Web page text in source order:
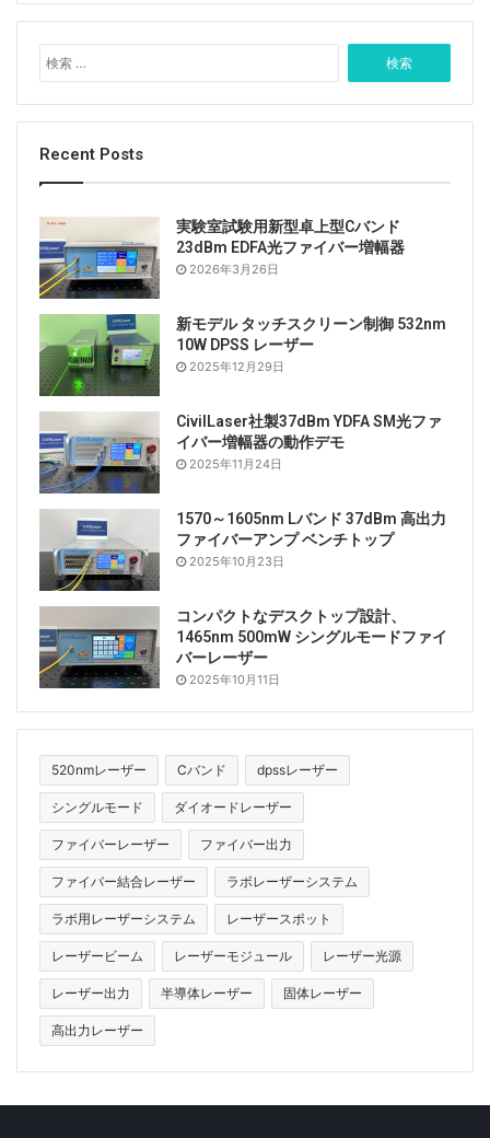
索
:
Recent Posts
実験室試験用新型卓上型Cバンド
23dBm EDFA光ファイバー増幅器
2026年3月26日
新モデル タッチスクリーン制御 532nm
10W DPSS レーザー
2025年12月29日
CivilLaser社製37dBm YDFA SM光ファ
イバー増幅器の動作デモ
2025年11月24日
1570～1605nm Lバンド 37dBm 高出力
ファイバーアンプ ベンチトップ
2025年10月23日
コンパクトなデスクトップ設計、
1465nm 500mW シングルモードファイ
バーレーザー
2025年10月11日
520nmレーザー Cバンド dpssレーザー
シングルモード ダイオードレーザー
ファイバーレーザー ファイバー出力
ファイバー結合レーザー ラボレーザーシステム
ラボ用レーザーシステム レーザースポット
レーザービーム レーザーモジュール レーザー光源
レーザー出力 半導体レーザー 固体レーザー
高出力レーザー